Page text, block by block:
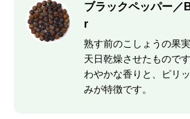
ブラックペッパー
r
熟す前のこしょうの果
天日乾燥させたもので
わやかな香りと、ピリ
みが特徴です。